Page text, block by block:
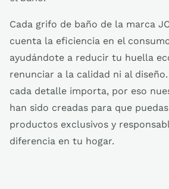
Cada grifo de baño de la marca
cuenta la eficiencia en el
ayudándote a reducir tu huella
renunciar a la calidad ni al
cada detalle importa, por eso
han sido creadas para que
productos exclusivos y
diferencia en tu hogar.